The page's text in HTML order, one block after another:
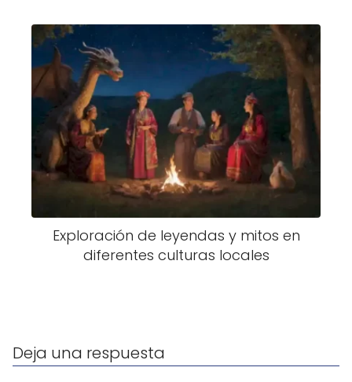
Exploración de leyendas y mitos en
diferentes culturas locales
Deja una respuesta